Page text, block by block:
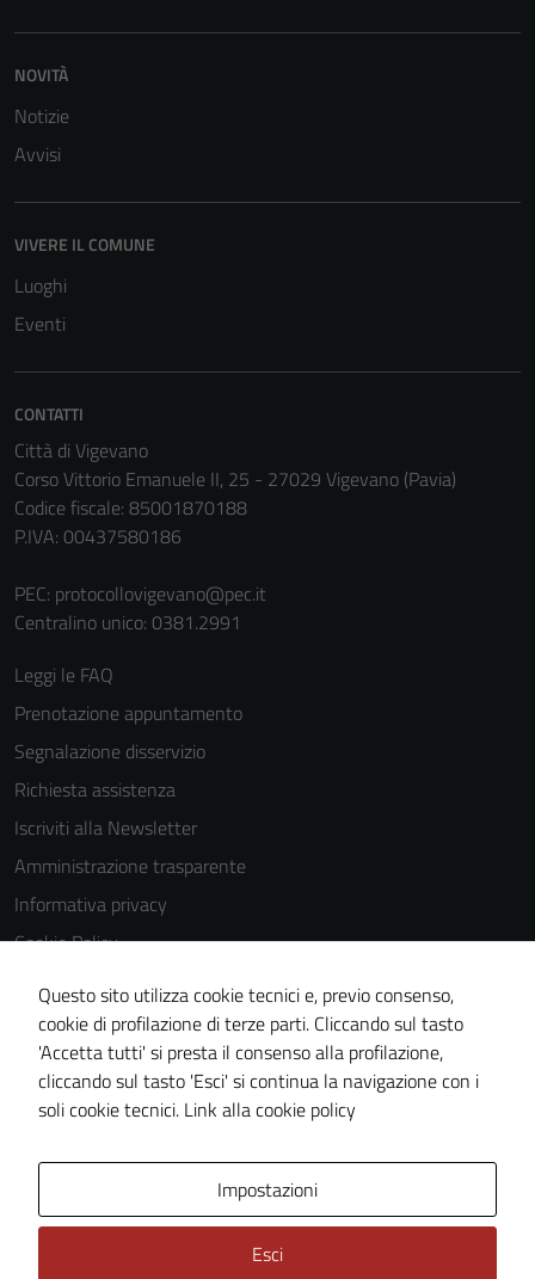
NOVITÀ
Notizie
Avvisi
VIVERE IL COMUNE
Luoghi
Eventi
CONTATTI
Città di Vigevano
Corso Vittorio Emanuele II, 25 - 27029 Vigevano (Pavia)
Codice fiscale: 85001870188
P.IVA: 00437580186
PEC: protocollovigevano@pec.it
Centralino unico: 0381.2991
Leggi le FAQ
Prenotazione appuntamento
Segnalazione disservizio
Richiesta assistenza
Iscriviti alla Newsletter
Amministrazione trasparente
Informativa privacy
Cookie Policy
Note legali
Dichiarazione di accessibilità
Piano di miglioramento del sito
Questo sito utilizza cookie tecnici e, previo consenso,
cookie di profilazione di terze parti. Cliccando sul tasto
'Accetta tutti' si presta il consenso alla profilazione,
cliccando sul tasto 'Esci' si continua la navigazione con i
soli cookie tecnici. Link alla cookie policy
Impostazioni
Esci